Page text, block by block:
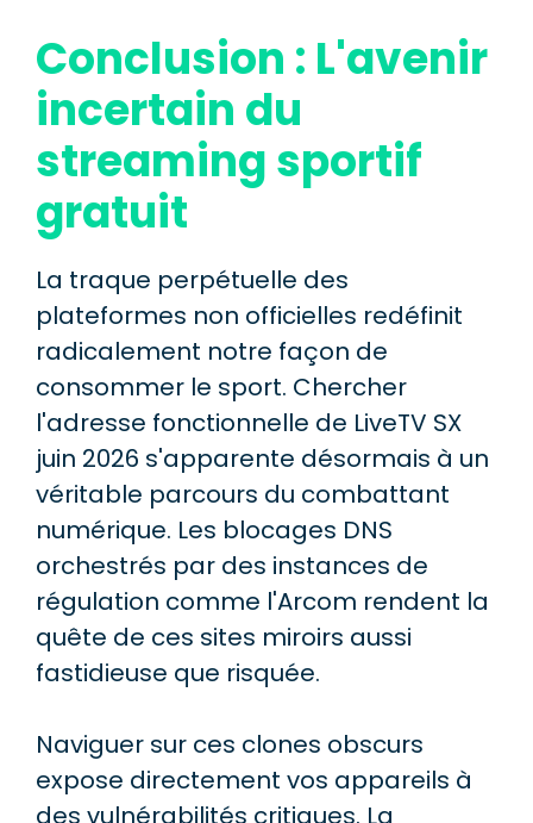
Conclusion : L'avenir
incertain du
streaming sportif
gratuit
La traque perpétuelle des
plateformes non officielles redéfinit
radicalement notre façon de
consommer le sport. Chercher
l'adresse fonctionnelle de LiveTV SX
juin 2026 s'apparente désormais à un
véritable parcours du combattant
numérique. Les blocages DNS
orchestrés par des instances de
régulation comme l'Arcom rendent la
quête de ces sites miroirs aussi
fastidieuse que risquée.
Naviguer sur ces clones obscurs
expose directement vos appareils à
des vulnérabilités critiques. La